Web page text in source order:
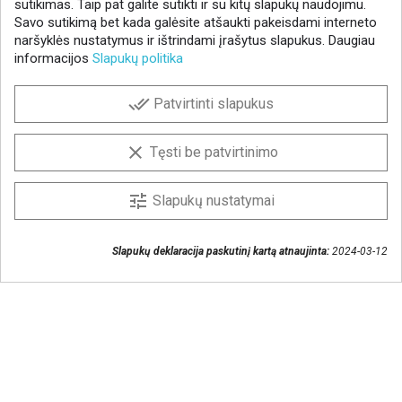
Gaukite geriausius pasiūlymus!
Prenumeruokite naujienlaiškį ir visada sužinokite
Sutinku, kad mano duomenys būtų saugomi
sutikimas. Taip pat galite sutikti ir su kitų slapukų naudojimu.
Savo sutikimą bet kada galėsite atšaukti pakeisdami interneto
naršyklės nustatymus ir ištrindami įrašytus slapukus. Daugiau
informacijos Slapukų politika
done_all Patvirtinti slapukus
clear Tęsti be patvirtinimo
tune Slapukų nustatymai
Slapukų deklaracija paskutinį kartą atnaujinta: 2024-03-12